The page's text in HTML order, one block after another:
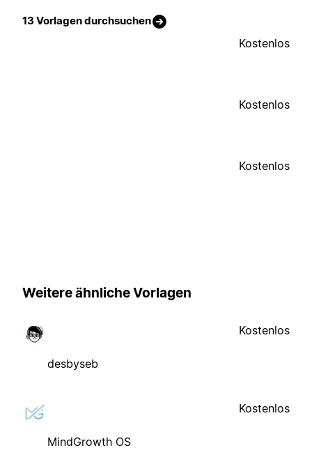
13 Vorlagen durchsuchen
Kostenlos
Kostenlos
Kostenlos
Weitere ähnliche Vorlagen
desbyseb
Kostenlos
MindGrowth OS
Kostenlos